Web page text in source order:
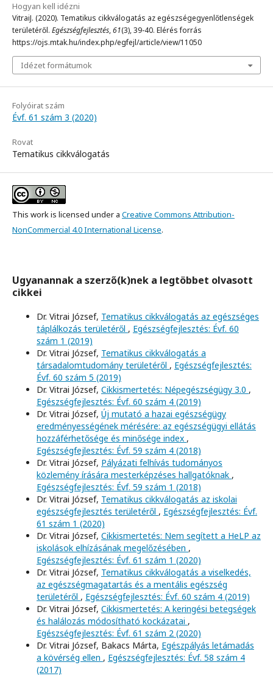
Hogyan kell idézni
VitraiJ. (2020). Tematikus cikkválogatás az egészségegyenlőtlenségek
területéről. Egészségfejlesztés,61(3), 39-40. Elérés forrás
https://ojs.mtak.hu/index.php/egfejl/article/view/11050
Idézet formátumok
Folyóirat szám
Évf. 61 szám 3 (2020)
Rovat
Tematikus cikkválogatás
This work is licensed under a Creative Commons Attribution-
NonCommercial 4.0 International License.
Ugyanannak a szerző(k)nek a legtöbbet olvasott
cikkei
Dr. Vitrai József, Tematikus cikkválogatás az egészséges
táplálkozás területéről , Egészségfejlesztés: Évf. 60
szám 1 (2019)
Dr. Vitrai József, Tematikus cikkválogatás a
társadalomtudomány területéről , Egészségfejlesztés:
Évf. 60 szám 5 (2019)
Dr. Vitrai József, Cikkismertetés: Népegészségügy 3.0 ,
Egészségfejlesztés: Évf. 60 szám 4 (2019)
Dr. Vitrai József, Új mutató a hazai egészségügy
eredményességének mérésére: az egészségügyi ellátás
hozzáférhetősége és minősége index ,
Egészségfejlesztés: Évf. 59 szám 4 (2018)
Dr. Vitrai József, Pályázati felhívás tudományos
közlemény írására mesterképzéses hallgatóknak ,
Egészségfejlesztés: Évf. 59 szám 1 (2018)
Dr. Vitrai József, Tematikus cikkválogatás az iskolai
egészségfejlesztés területéről , Egészségfejlesztés: Évf.
61 szám 1 (2020)
Dr. Vitrai József, Cikkismertetés: Nem segített a HeLP az
iskolások elhízásának megelőzésében ,
Egészségfejlesztés: Évf. 61 szám 1 (2020)
Dr. Vitrai József, Tematikus cikkválogatás a viselkedés,
az egészségmagatartás és a mentális egészség
területéről , Egészségfejlesztés: Évf. 60 szám 4 (2019)
Dr. Vitrai József, Cikkismertetés: A keringési betegségek
és halálozás módosítható kockázatai ,
Egészségfejlesztés: Évf. 61 szám 2 (2020)
Dr. Vitrai József, Bakacs Márta, Egészpályás letámadás
a kövérség ellen , Egészségfejlesztés: Évf. 58 szám 4
(2017)